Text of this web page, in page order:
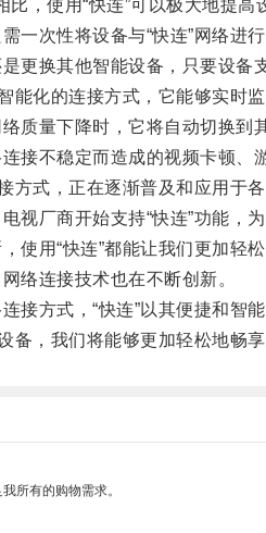
使用“快连”可以极大地提高
次性将设备与“快连”网络进行
换其他智能设备，只要设备支
化的连接方式，它能够实时监
量下降时，它将自动切换到
不稳定而造成的视频卡顿、
式，正在逐渐普及和应用于各
厂商开始支持“快连”功能，为
用“快连”都能让我们更加轻松
连接技术也在不断创新。
方式，“快连”以其便捷和智
，我们将能够更加轻松地畅享
所有的购物需求。